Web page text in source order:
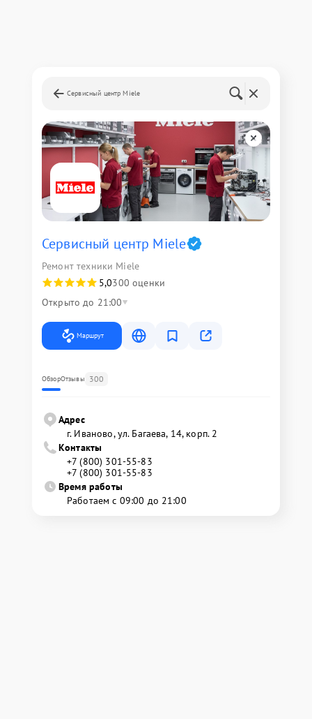
Сервисный центр Miele
Сервисный центр Miele
Ремонт техники Miele
5,0300 оценки
Открыто до 21:00
Маршрут
ОбзорОтзывы 300
Адрес
г. Иваново, ул. Багаева, 14, корп. 2
Контакты
+7 (800) 301-55-83
+7 (800) 301-55-83
Время работы
Работаем с 09:00 до 21:00